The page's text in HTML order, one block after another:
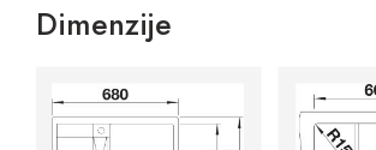
Dimenzije